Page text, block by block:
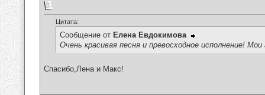
Цитата:
Сообщение от Елена Евдокимова
Очень красивая песня и превосходное исполнение!
Спасибо,Лена и Макс!